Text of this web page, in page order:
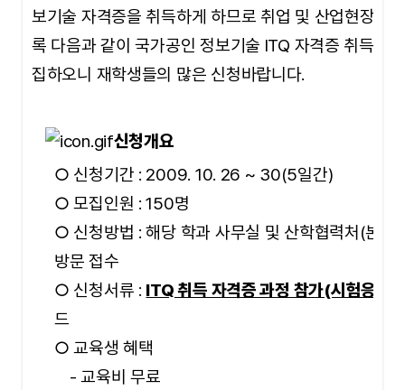
보기술 자격증을 취득하게 하므로 취업 및 산업현장에
록 다음과 같이 국가공인 정보기술 ITQ 자격증 취득 과
집하오니 재학생들의 많은 신청바랍니다.
신청개요
○ 신청기간 : 2009. 10. 26 ~ 30(5일간)
○ 모집인원 : 150명
○ 신청방법 : 해당 학과 사무실 및 산학협력처(본관
방문 접수
○ 신청서류 : ITQ 취득 자격증 과정 참가(시험응시)
드
○교육생 혜택
- 교육비 무료